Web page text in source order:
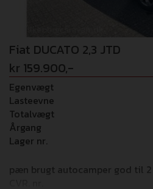
cykelholder, 100 Ah lithium
undervognsbehandlet,
fejl i opstillingen!
Fiat DUCATO 2,3 JTD
kr 159.900,-
Egenvægt
Lasteevne
Totalvægt
Årgang
Lager nr.
pæn brugt autocamper god til